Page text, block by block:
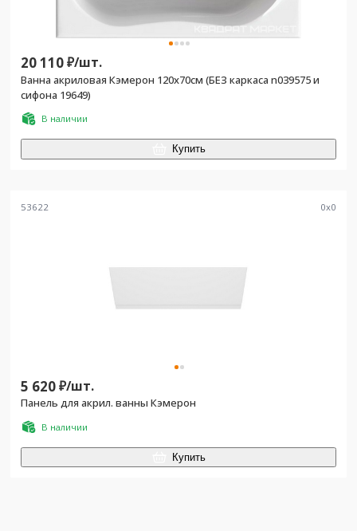
20 110₽/шт.
Ванна акриловая Кэмерон 120х70см (БЕЗ каркаса n039575 и
сифона 19649)
В наличии
Купить
53622 0x0
5 620₽/шт.
Панель для акрил. ванны Кэмерон
В наличии
Купить